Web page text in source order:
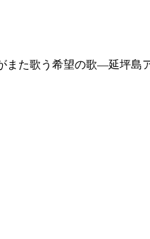
た歌う希望の歌―延坪島